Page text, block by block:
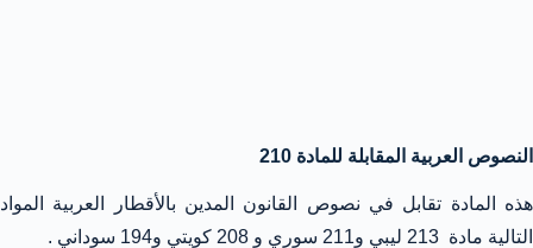
النصوص العربية المقابلة للمادة 210
هذه المادة تقابل في نصوص القانون المدين بالأقطار العربية المواد
التالية مادة 213 ليبي و211 سوري و 208 كويتي و194 سوداني .